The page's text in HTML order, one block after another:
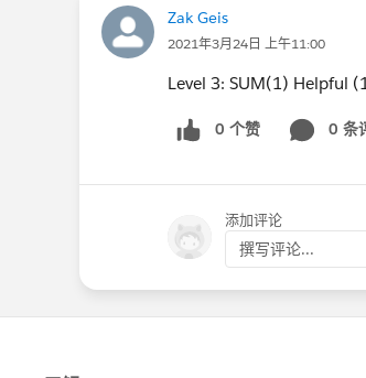
Zak Geis
2021年3月24日 上午11:00
Level 3: SUM(1) Helpful
0 个赞 0 条
添加评论
撰写评论...